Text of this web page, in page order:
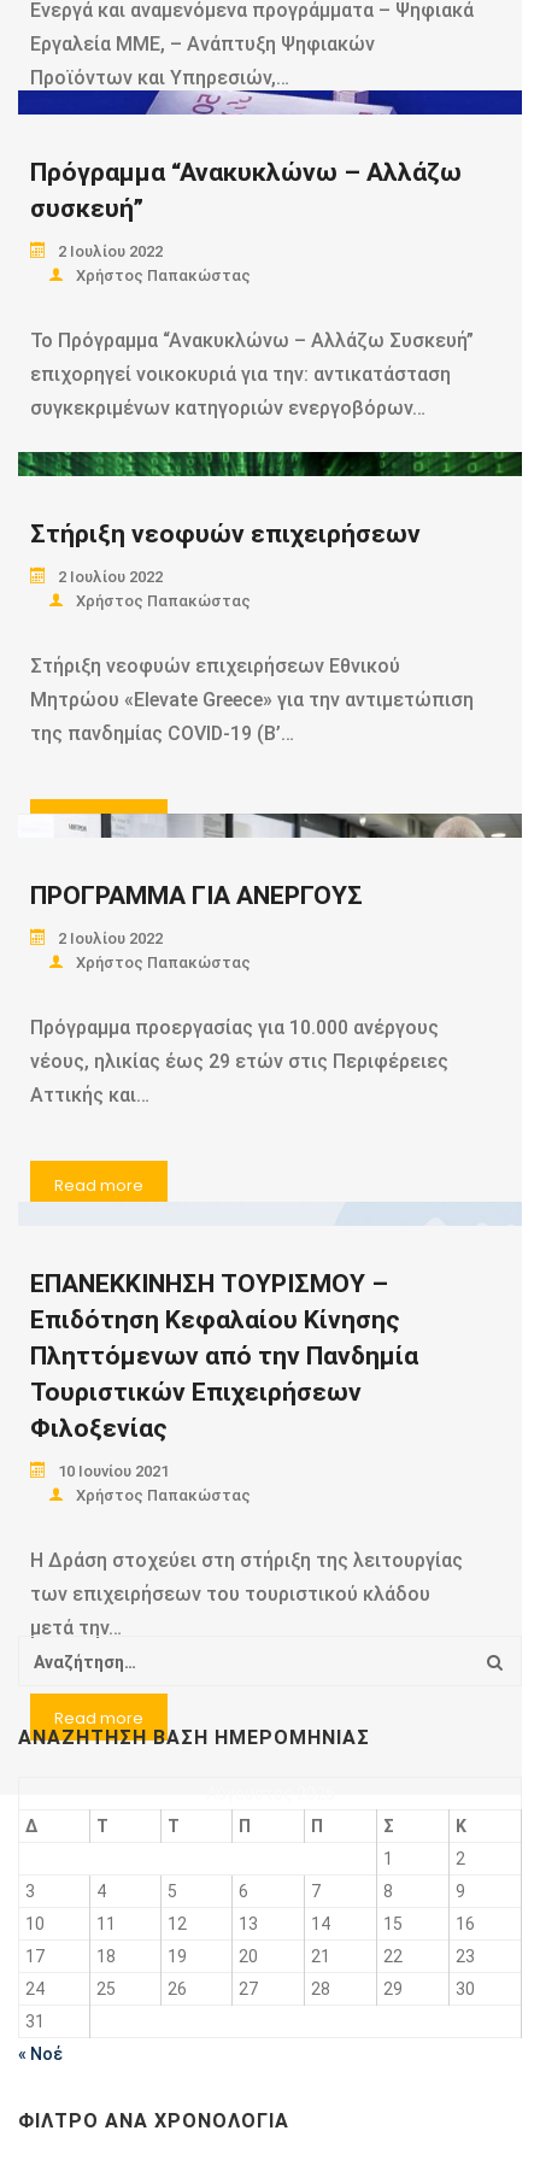
Ενεργά και αναμενόμενα προγράμματα – Ψηφιακά
Εργαλεία MME, – Ανάπτυξη Ψηφιακών
Προϊόντων και Υπηρεσιών,…
Read more
Πρόγραμμα “Ανακυκλώνω – Αλλάζω
συσκευή”
2 Ιουλίου 2022
Χρήστος Παπακώστας
Το Πρόγραμμα “Ανακυκλώνω – Αλλάζω Συσκευή”
επιχορηγεί νοικοκυριά για την: αντικατάσταση
συγκεκριμένων κατηγοριών ενεργοβόρων…
Στήριξη νεοφυών επιχειρήσεων
2 Ιουλίου 2022
Χρήστος Παπακώστας
Στήριξη νεοφυών επιχειρήσεων Εθνικού
Μητρώου «Elevate Greece» για την αντιμετώπιση
της πανδημίας COVID-19 (Β’…
Read more
ΠΡΟΓΡΑΜΜΑ ΓΙΑ ΑΝΕΡΓΟΥΣ
2 Ιουλίου 2022
Χρήστος Παπακώστας
Πρόγραμμα προεργασίας για 10.000 ανέργους
νέους, ηλικίας έως 29 ετών στις Περιφέρειες
Αττικής και…
Read more
ΕΠΑΝΕΚΚΙΝΗΣΗ ΤΟΥΡΙΣΜΟΥ –
Επιδότηση Κεφαλαίου Κίνησης
Πληττόμενων από την Πανδημία
Τουριστικών Επιχειρήσεων
Φιλοξενίας
10 Ιουνίου 2021
Χρήστος Παπακώστας
Η Δράση στοχεύει στη στήριξη της λειτουργίας
των επιχειρήσεων του τουριστικού κλάδου
μετά την…
Read more
ΑΝΑΖΉΤΗΣΗ ΒΆΣΗ ΗΜΕΡΟΜΗΝΊΑΣ
Δ
Τ Τ Π Π Σ
Κ
1
2
3
4 5 6 7 8
9
10
11 12 13 14 15
16
17
18 19 20 21 22
23
24
25 26 27 28 29
30
31
« Νοέ
ΦΊΛΤΡΟ ΑΝΆ ΧΡΟΝΟΛΟΓΊΑ